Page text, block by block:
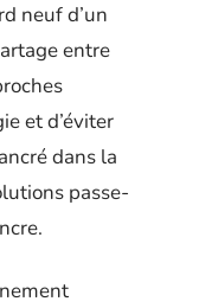
neuf d’un
entre
et d’éviter
dans la
passe-